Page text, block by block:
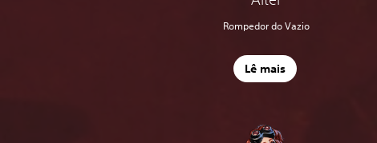
Rompedor do Vazio
Lê mais